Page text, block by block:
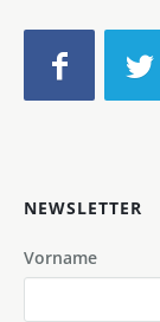
NEWSLETTER
Vorname